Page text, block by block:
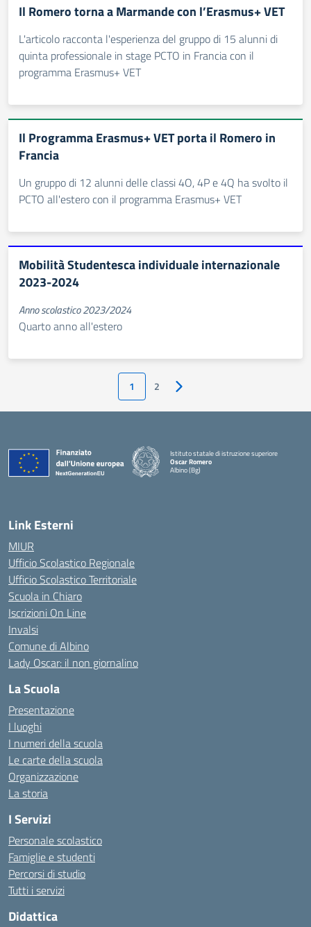
Il Romero torna a Marmande con l’Erasmus+ VET
L'articolo racconta l'esperienza del gruppo di 15 alunni di
quinta professionale in stage PCTO in Francia con il
programma Erasmus+ VET
Il Programma Erasmus+ VET porta il Romero in
Francia
Un gruppo di 12 alunni delle classi 4O, 4P e 4Q ha svolto il
PCTO all'estero con il programma Erasmus+ VET
Mobilità Studentesca individuale internazionale
2023-2024
Anno scolastico 2023/2024
Quarto anno all'estero
1 2 Pagina successiva
Istituto statale di istruzione superiore
Oscar Romero
Albino (Bg)
Link Esterni
MIUR
Ufficio Scolastico Regionale
Ufficio Scolastico Territoriale
Scuola in Chiaro
Iscrizioni On Line
Invalsi
Comune di Albino
Lady Oscar: il non giornalino
La Scuola
Presentazione
I luoghi
I numeri della scuola
Le carte della scuola
Organizzazione
La storia
I Servizi
Personale scolastico
Famiglie e studenti
Percorsi di studio
Tutti i servizi
Didattica